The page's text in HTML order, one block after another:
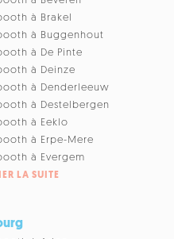
à Brakel
à Buggenhout
à De Pinte
à Deinze
à Denderleeuw
à Destelbergen
à Eeklo
à Erpe-Mere
à Evergem
LA SUITE